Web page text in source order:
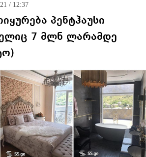
/ 12:37
პენტჰაუსი
7 მლნ ლარამდე